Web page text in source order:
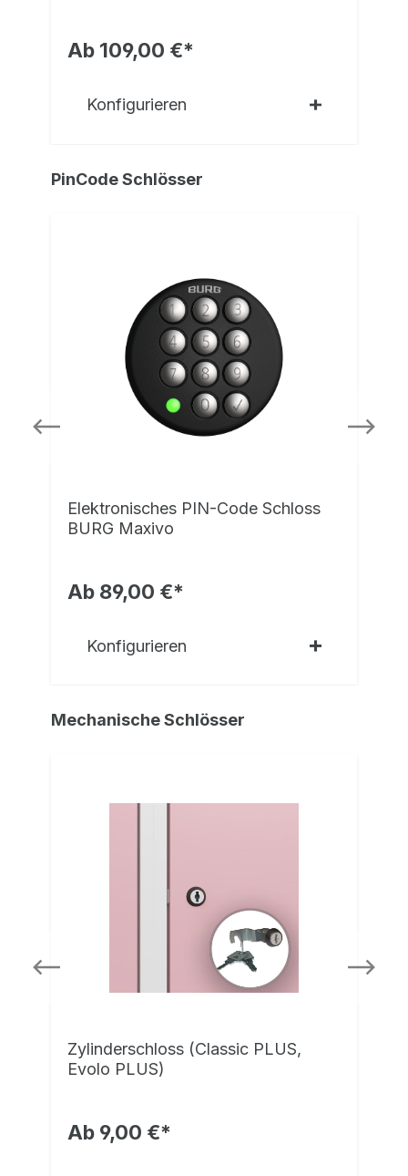
Ab 109,00 €*
Konfigurieren
PinCode Schlösser
Elektronisches PIN-Code Schloss
BURG Maxivo
Ab 89,00 €*
Konfigurieren
Mechanische Schlösser
Zylinderschloss (Classic PLUS,
Evolo PLUS)
Ab 9,00 €*